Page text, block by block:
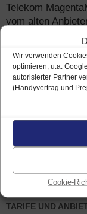
Wir verwenden
optimieren, u.a.
autorisierter Partner
(Handyvertrag und
Cookie-
Telekom
vom alten
TARIFE UND